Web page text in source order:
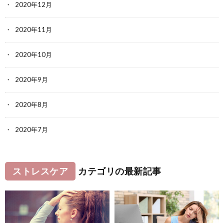
2020年12月
2020年11月
2020年10月
2020年9月
2020年8月
2020年7月
ストレスケア カテゴリの最新記事